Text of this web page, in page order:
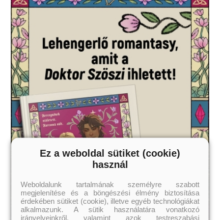
Szereted az érzéki, de tartalmas könyveket?
Vidd haza nyugodtan, tetszeni fog!
18 éves kortól ajánljuk!
Ez a weboldal sütiket (cookie)
használ
Weboldalunk tartalmának személyre szabott
megjelenítése és a böngészési élmény biztosítása
érdekében sütiket (cookie), illetve egyéb technológiákat
alkalmazunk. A sütik használatára vonatkozó
irányelveinkről, valamint azok testreszabási